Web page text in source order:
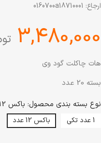
ارجاع: 0160700a18710001
‎3,480,000
هات چاکلت گود وی
بسته 20 عدد
نوع بسته بندی محصول: باکس 12 عدد
1 عدد تکی باکس 12 عدد